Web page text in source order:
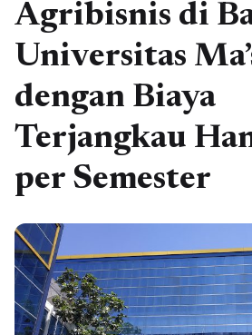
Agribisnis di
Universitas
dengan Biaya
Terjangkau
per Semester